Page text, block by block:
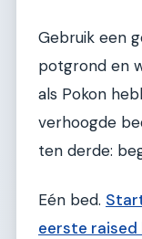
Gebruik een
potgrond en
als Pokon
verhoogde
ten derde:
Eén bed.
eerste raised